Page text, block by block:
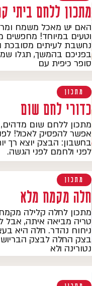
מתכון ללחם ביתי
האם יש מאכל משמח
וטעים במיוחד! מחפשים
נחשבת לעיתים מסובכת
בפניכם בהמשך, תגלו
סופר כיפית עם
מתכון
כדורי לחם שום
מתכון ללחם שום מדהים,
אפשר להפסיק לאכול!
בחשבון: הבצק יוצא רך
לפני ולחמם לפני הגשה.
מתכון
חלה מקמח מלא
מתכון לחלה קלילה
טריה מביאה איתה, אבל
ניחוח נהדר. חלה היא
בצק החלה לבצק
נטורינה ולא